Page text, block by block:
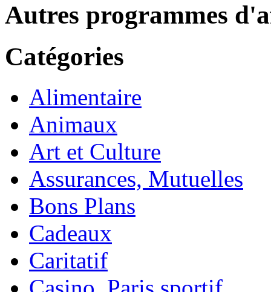
Autres programmes
Catégories
Alimentaire
Animaux
Art et Culture
Assurances, Mutuelles
Bons Plans
Cadeaux
Caritatif